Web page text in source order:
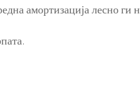
амортизација лесно ги